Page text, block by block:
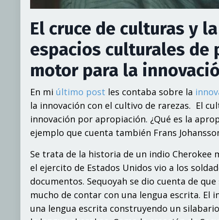
El cruce de culturas y
espacios culturales de
motor para la
En mi último post les contaba sobre la
la innovación con el cultivo de rarezas. El
innovación por apropiación. ¿Qué es la
ejemplo que cuenta también Frans Johansso
Se trata de la historia de un indio Cherokee
el ejercito de Estados Unidos vio a los sold
documentos. Sequoyah se dio cuenta de que
mucho de contar con una lengua escrita. El i
una lengua escrita construyendo un silabar